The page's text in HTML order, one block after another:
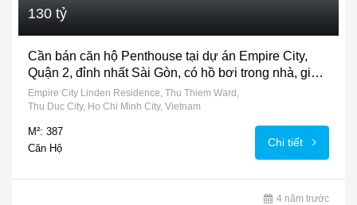
130 tỷ
Cần bán căn hộ Penthouse tại dự án Empire City,
Quận 2, đỉnh nhất Sài Gòn, có hồ bơi trong nhà, giá
130 tỷ
Empire City Linden Residence, Thu Thiem Ward,
Thu Duc City, Ho Chi Minh City, Vietnam
M²: 387
Căn Hộ
Chi tiết
4 năm trước